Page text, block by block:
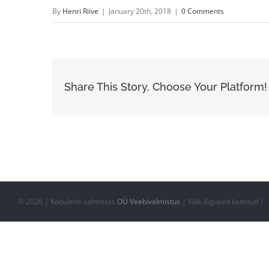
By Henri Riive | January 20th, 2018 | 0 Comments
Share This Story, Choose Your Platform!
© 2026 | Kodulehe valmistas OÜ Veebivalmistus | Kõik õigused kaitstud |